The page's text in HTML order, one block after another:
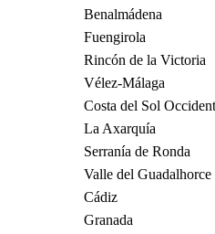
Benalmádena
Fuengirola
Rincón de la Victoria
Vélez-Málaga
Costa del Sol
La Axarquía
Serranía de Ronda
Valle del Guadalhorce
Cádiz
Granada